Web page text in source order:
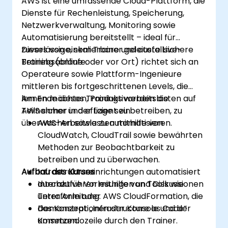
und Kosten kontrollieren.
Dienste für Rechenleistung, Speicherung,
Netzwerkverwaltung, Monitoring sowie
Automatisierung bereitstellt – ideal für
zuverlässige, skalierbare und ausfallsichere
Betriebsabläufe.
Dieses von einem Trainer geleitete Live-
Training (online oder vor Ort) richtet sich an
Operateure sowie Plattform-Ingenieure
mittleren bis fortgeschrittenen Levels, die
lernen möchten, Produktivarbeitslasten auf
AWS sicher und effizient zu betreiben, zu
überwachen sowie zu automatisieren.
Am Ende dieses Trainings werden die
Teilnehmer in der Lage sein:
AWS-Arbeitslasten mithilfe von
CloudWatch, CloudTrail sowie bewährten
Methoden zur Beobachtbarkeit zu
betreiben und zu überwachen.
Infrastruktureinrichtungen automatisiert
durchzuführen mithilfe von Tools wie
Terraform oder AWS CloudFormation, die
das Konzept „Infrastructure as Code“
umsetzen.
Aufbau des Kurses
Interaktive Vorlesungen und Diskussionen
unter Anleitung.
Demonstrationen der Konsole und der
Kommandozeile durch den Trainer.